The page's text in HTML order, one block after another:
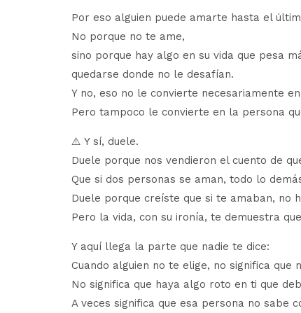
Por eso alguien puede amarte hasta el
No porque no te ame,
sino porque hay algo en su vida que pesa
quedarse donde no le desafían.
Y no, eso no le convierte necesariamente
Pero tampoco le convierte en la persona
⚠️ Y sí, duele.
Duele porque nos vendieron el cuento de
Que si dos personas se aman, todo lo
Duele porque creíste que si te amaban, no
Pero la vida, con su ironía, te demuestra
Y aquí llega la parte que nadie te dice:
Cuando alguien no te elige, no significa que
No significa que haya algo roto en ti que
A veces significa que esa persona no sabe